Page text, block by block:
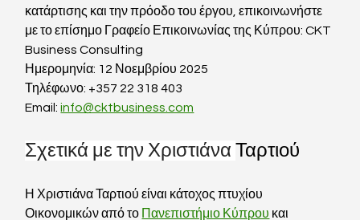
κατάρτισης και την πρόοδο του έργου, επικοινωνήστε
με το επίσημο Γραφείο Επικοινωνίας της Κύπρου: CKT
Business Consulting
Ημερομηνία: 12 Νοεμβρίου 2025
Τηλέφωνο: +357 22 318 403
Email: info@cktbusiness.com
Σχετικά με την Χριστιάνα Ταρτιού
Η Χριστιάνα Ταρτιού είναι κάτοχος πτυχίου
Οικονομικών από το Πανεπιστήμιο Κύπρου και